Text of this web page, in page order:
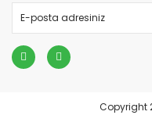
Copyright